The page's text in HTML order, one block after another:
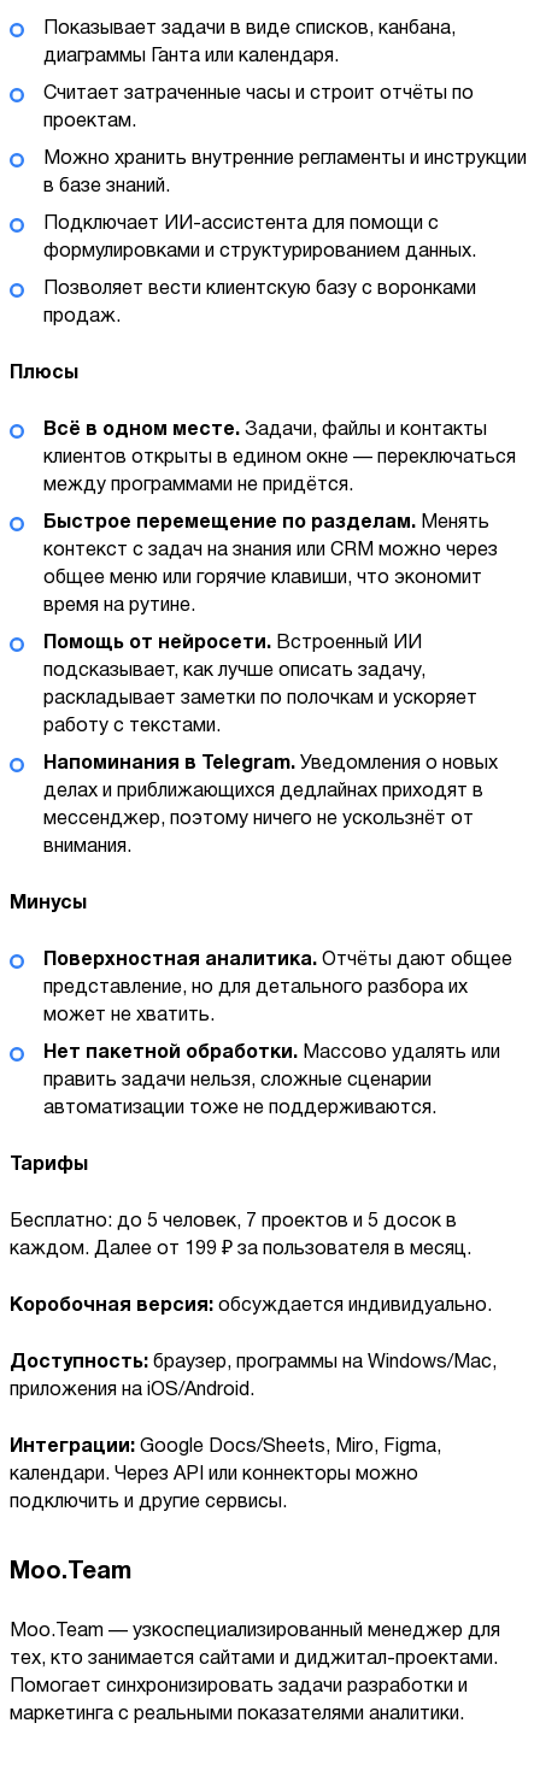
Показывает задачи в виде списков, канбана,
диаграммы Ганта или календаря.
Считает затраченные часы и строит отчёты по
проектам.
Можно хранить внутренние регламенты и инструкции
в базе знаний.
Подключает ИИ-ассистента для помощи с
формулировками и структурированием данных.
Позволяет вести клиентскую базу с воронками
продаж.
Плюсы
Всё в одном месте. Задачи, файлы и контакты
клиентов открыты в едином окне — переключаться
между программами не придётся.
Быстрое перемещение по разделам. Менять
контекст с задач на знания или CRM можно через
общее меню или горячие клавиши, что экономит
время на рутине.
Помощь от нейросети. Встроенный ИИ
подсказывает, как лучше описать задачу,
раскладывает заметки по полочкам и ускоряет
работу с текстами.
Напоминания в Telegram. Уведомления о новых
делах и приближающихся дедлайнах приходят в
мессенджер, поэтому ничего не ускользнёт от
внимания.
Минусы
Поверхностная аналитика. Отчёты дают общее
представление, но для детального разбора их
может не хватить.
Нет пакетной обработки. Массово удалять или
править задачи нельзя, сложные сценарии
автоматизации тоже не поддерживаются.
Тарифы
Бесплатно: до 5 человек, 7 проектов и 5 досок в
каждом. Далее от 199 ₽ за пользователя в месяц.
Коробочная версия: обсуждается индивидуально.
Доступность: браузер, программы на Windows/Mac,
приложения на iOS/Android.
Интеграции: Google Docs/Sheets, Miro, Figma,
календари. Через API или коннекторы можно
подключить и другие сервисы.
Moo.Team
Moo.Team — узкоспециализированный менеджер для
тех, кто занимается сайтами и диджитал-проектами.
Помогает синхронизировать задачи разработки и
маркетинга с реальными показателями аналитики.